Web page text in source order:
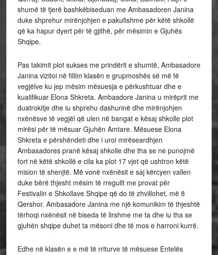
shumë të tjerë bashkëbiseduan me Ambasadoren Janina
duke shprehur mirënjohjen e pakufishme për këtë shkollë
që ka hapur dyert për të gjithë, për mësimin e Gjuhës
Shqipe.
Pas takimit plot sukses me prindërit e shumtë, Ambasadore
Janina vizitoi në fillim klasën e grupmoshës së më të
vegjëlve ku jep mësim mësuesja e përkushtuar dhe e
kualifikuar Elona Shkreta. Ambasdore Janina u mirëprit me
duatrokitje dhe iu shprehu dashurinë dhe mirënjohjen
nxënësve të vegjël që ulen në bangat e kësaj shkolle plot
mirësi për të mësuar Gjuhën Amtare. Mësuese Elona
Shkreta e përshëndeti dhe i uroi mirëseardhjen
Ambasadores pranë kësaj shkolle dhe tha se ne punojmë
fort në këtë shkollë e cila ka plot 17 vjet që ushtron këtë
mision të shenjtë. Më vonë nxënësit e saj kërcyen vallen
duke bërë thjesht mësim të rregullt me provat për
Festivalin e Shkollave Shqipe që do të zhvillohet, më 8
Qershor. Ambasadore Janina me një komunikim të thjeshtë
tërhoqi nxënësit në biseda të lirshme me ta dhe iu tha se
gjuhën shqipe duhet ta mësoni dhe të mos e harroni kurrë.
Edhe në klasën e e më të rriturve të mësuese Entelës